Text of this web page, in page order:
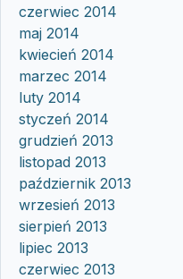
czerwiec 2014
maj 2014
kwiecień 2014
marzec 2014
luty 2014
styczeń 2014
grudzień 2013
listopad 2013
październik 2013
wrzesień 2013
sierpień 2013
lipiec 2013
czerwiec 2013